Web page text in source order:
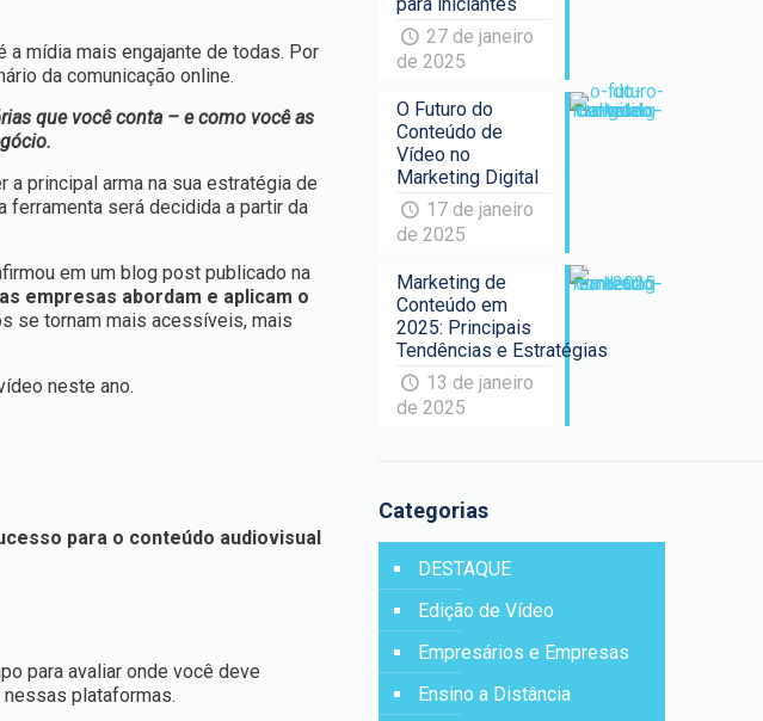
a mídia mais engajante de todas. Por
da comunicação online.
que você conta – e como você as
principal arma na sua estratégia de
ferramenta será decidida a partir da
em um blog post publicado na
empresas abordam e aplicam o
se tornam mais acessíveis, mais
neste ano.
para o conteúdo audiovisual
para avaliar onde você deve
plataformas.
27 de janeiro
de 2025
O Futuro do
Conteúdo de
Vídeo no
Marketing Digital
17 de janeiro
de 2025
Marketing de
Conteúdo em
2025: Principais
Tendências e Estratégias
13 de janeiro
de 2025
Categorias
DESTAQUE
Edição de Vídeo
Empresários e Empresas
Ensino a Distância